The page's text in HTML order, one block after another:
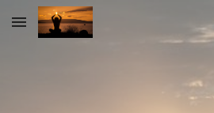
Skip to main content